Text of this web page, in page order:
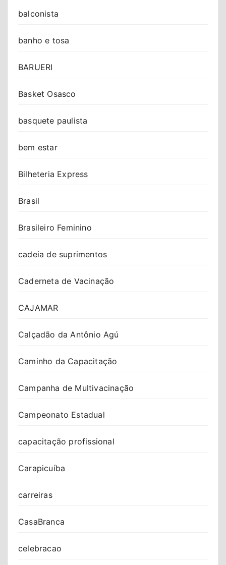
balconista
banho e tosa
BARUERI
Basket Osasco
basquete paulista
bem estar
Bilheteria Express
Brasil
Brasileiro Feminino
cadeia de suprimentos
Caderneta de Vacinação
CAJAMAR
Calçadão da Antônio Agú
Caminho da Capacitação
Campanha de Multivacinação
Campeonato Estadual
capacitação profissional
Carapicuíba
carreiras
CasaBranca
celebracao